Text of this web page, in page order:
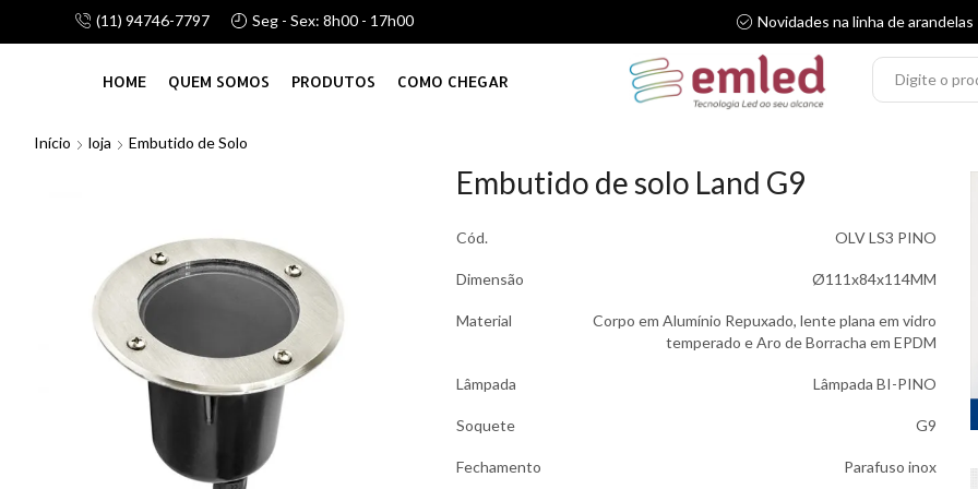
(11) 94746-7797 Seg - Sex: 8h00 - 17h00
com linha de atacado e vareju, consulte-nos! Novidades na linha de arandelas
HOME QUEM SOMOS PRODUTOS COMO CHEGAR
Início
loja Embutido de Solo
Embutido de solo Land G9
Cód. OLV LS3 PINO
Dimensão Ø111x84x114MM
Material
Corpo em Alumínio Repuxado, lente plana em vidro
temperado e Aro de Borracha em EPDM
Lâmpada Lâmpada BI-PINO
Soquete G9
Fechamento Parafuso inox